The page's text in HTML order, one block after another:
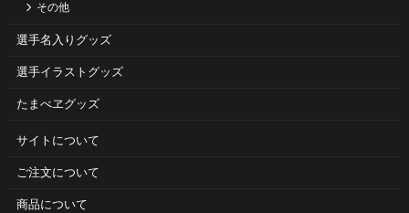
その他
選手名入りグッズ
選手イラストグッズ
たまべヱグッズ
サイトについて
ご注⽂について
商品について